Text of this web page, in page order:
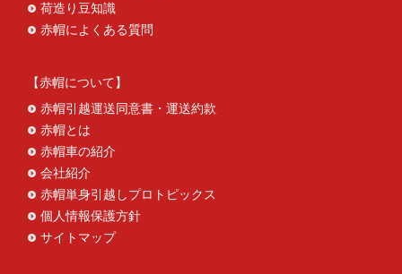
荷造り豆知識
赤帽によくある質問
赤帽について
赤帽引越運送同意書・運送約款
赤帽とは
赤帽車の紹介
会社紹介
赤帽単身引越しプロトピックス
個人情報保護方針
サイトマップ